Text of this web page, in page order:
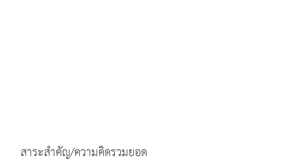
สาระสำคัญ/ความคิดรวมยอด